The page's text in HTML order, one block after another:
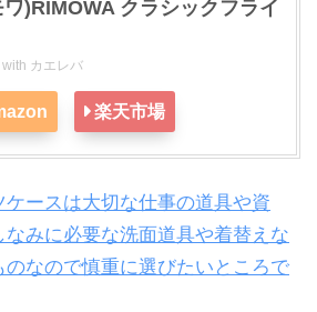
ワ)RIMOWA クラシックフライ
カエレバ
楽天市場
ケースは大切な仕事の道具や資
みに必要な洗面道具や着替えな
のなので慎重に選びたいところで